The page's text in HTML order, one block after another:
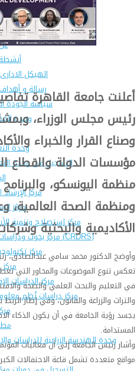
الهيكل
رسالة و
سياسة الجودة
وحدة
وحدة
التسجيل فى وحدة
مركز الإرشاد
مركز
مركز إستصلاح وتنمية
مركز بحوث ودراسات التنمية الريفية (CRDRS)
مركز
مركز
مركز الدراسات
مركز دراسات نُظم
وحدة الهندسة الزراعية للدراسات
أعلنت جامعة القاهرة
رئيس مجلس الوزراء،
وصناع القرار والخبراء
مؤسسات الدولة والقطاع
منظمة اليونسكو،
ومنظمة الصحة
الأكاديمية والبحثية
وأوضح الدكتور محمد سامي عبدالصادق،
تعكس تنوع الموضوعات والمحاور التي
في التعليم والبحث العلمي والصحة
والتراث والزراعة والقانون، وفي إطار
يجسد رؤية الجامعة في أن يكون الذكاء
المستدامة.
وأشار رئيس الجامعة إلى أن فعاليات
مواقع متعددة تشمل قاعة الاحتفالات